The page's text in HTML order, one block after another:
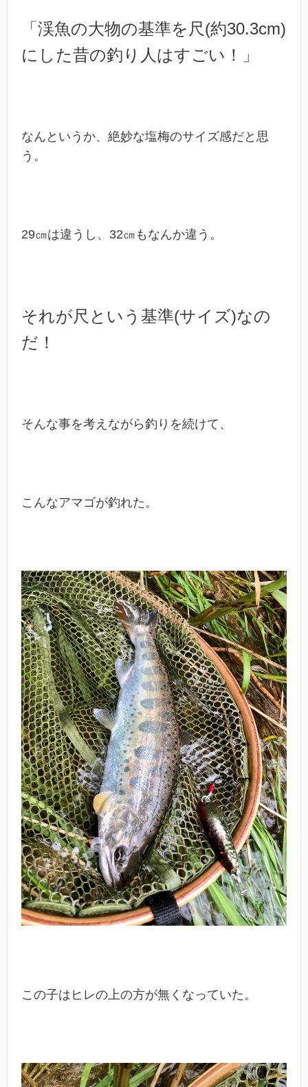
「渓魚の大物の基準を尺(約30.3cm)
にした昔の釣り人はすごい！」
なんというか、絶妙な塩梅のサイズ感だと思
う。
29㎝は違うし、32㎝もなんか違う。
それが尺という基準(サイズ)なの
だ！
そんな事を考えながら釣りを続けて、
こんなアマゴが釣れた。
この子はヒレの上の方が無くなっていた。